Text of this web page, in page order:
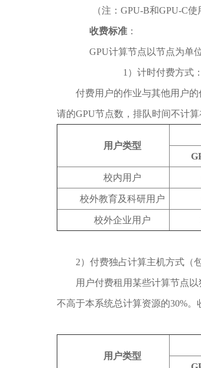
（注：GPU-B和GPU-C
收费标准 ：
GPU计算节点以节点为单
1）计时付费方式：
付费用户的作业与其他用户
请的GPU节点数，排队时间不计
用户类型
校内用户
校外教育及科研用户
校外企业用户
2）付费独占计算主机方式（
用户付费租用某些计算节点
不高于本系统总计算资源的30%。
用户类型